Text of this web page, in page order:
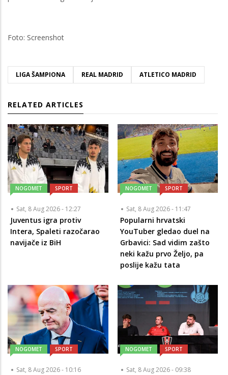
Foto: Screenshot
LIGA ŠAMPIONA REAL MADRID ATLETICO MADRID
RELATED ARTICLES
NOGOMET SPORT
Sat, 8 Aug 2026 - 12:27
Juventus igra protiv
Intera, Spaleti razočarao
navijače iz BiH
NOGOMET SPORT
Sat, 8 Aug 2026 - 11:47
Popularni hrvatski
YouTuber gledao duel na
Grbavici: Sad vidim zašto
neki kažu prvo Željo, pa
poslije kažu tata
NOGOMET SPORT
Sat, 8 Aug 2026 - 10:16
NOGOMET SPORT
Sat, 8 Aug 2026 - 09:38